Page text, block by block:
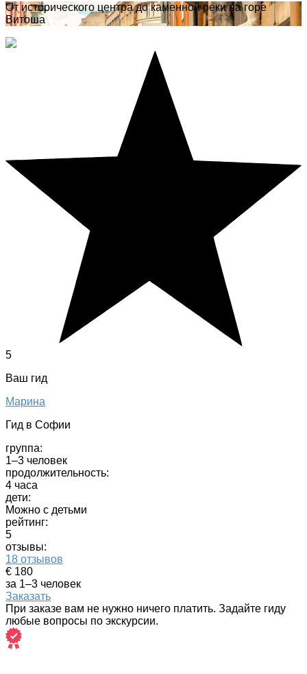
От исторического центра до каменной реки на горе
Витоша
5
Ваш гид
Марина
Гид в Софии
группа:
1–3 человек
продолжительность:
4 часа
дети:
Можно с детьми
рейтинг:
5
отзывы:
18 отзывов
€ 180
за 1–3 человек
Заказать
При заказе вам не нужно ничего платить. Задайте гиду
любые вопросы по экскурсии.